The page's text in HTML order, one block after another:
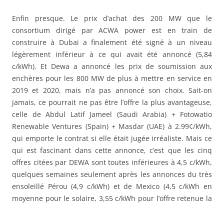
Enfin presque. Le prix d’achat des 200 MW que le
consortium dirigé par ACWA power est en train de
construire à Dubai a finalement été signé à un niveau
légèrement inférieur à ce qui avait été annoncé (5,84
c/kWh). Et Dewa a annoncé les prix de soumission aux
enchères pour les 800 MW de plus à mettre en service en
2019 et 2020, mais n’a pas annoncé son choix. Sait-on
jamais, ce pourrait ne pas être l’offre la plus avantageuse,
celle de Abdul Latif Jameel (Saudi Arabia) + Fotowatio
Renewable Ventures (Spain) + Masdar (UAE) à 2.99¢/kWh,
qui emporte le contrat si elle était jugée irréaliste. Mais ce
qui est fascinant dans cette annonce, c’est que les cinq
offres citées par DEWA sont toutes inférieures à 4,5 c/kWh,
quelques semaines seulement après les annonces du très
ensoleillé Pérou (4,9 c/kWh) et de Mexico (4,5 c/kWh en
moyenne pour le solaire, 3,55 c/kWh pour l’offre retenue la